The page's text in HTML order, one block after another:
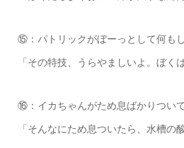
⑮：パトリックがぼーっとして何も
「その特技、うらやましいよ。ぼく
⑯：イカちゃんがため息ばかりつい
「そんなにため息ついたら、水槽の